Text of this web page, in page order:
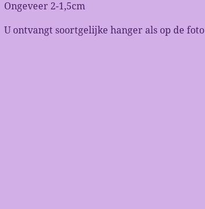
Ongeveer 2-1,5cm
U ontvangt soortgelijke hanger als op de foto